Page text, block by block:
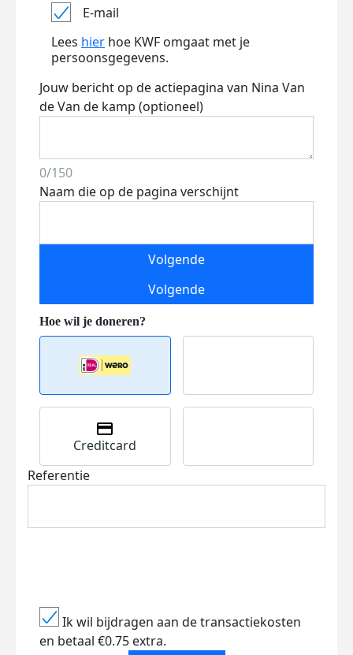
E-mail
Lees hier hoe KWF omgaat met je
persoonsgegevens.
Jouw bericht op de actiepagina van Nina Van
de Van de kamp (optioneel)
0/150
Naam die op de pagina verschijnt
Volgende
Volgende
Creditcard
Referentie
Ik wil bijdragen aan de transactiekosten
en betaal €0.75 extra.